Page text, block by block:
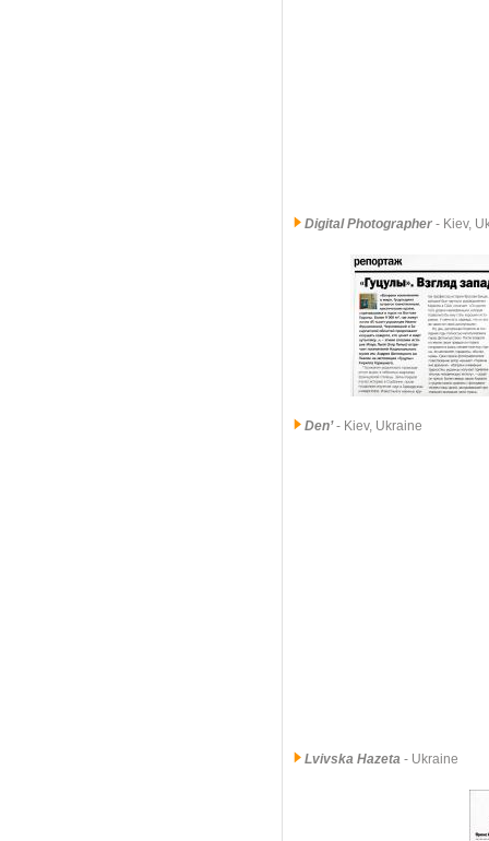
Digital Photographer - Kiev,
Den’- Kiev, Ukraine
Lvivska Hazeta - Ukraine